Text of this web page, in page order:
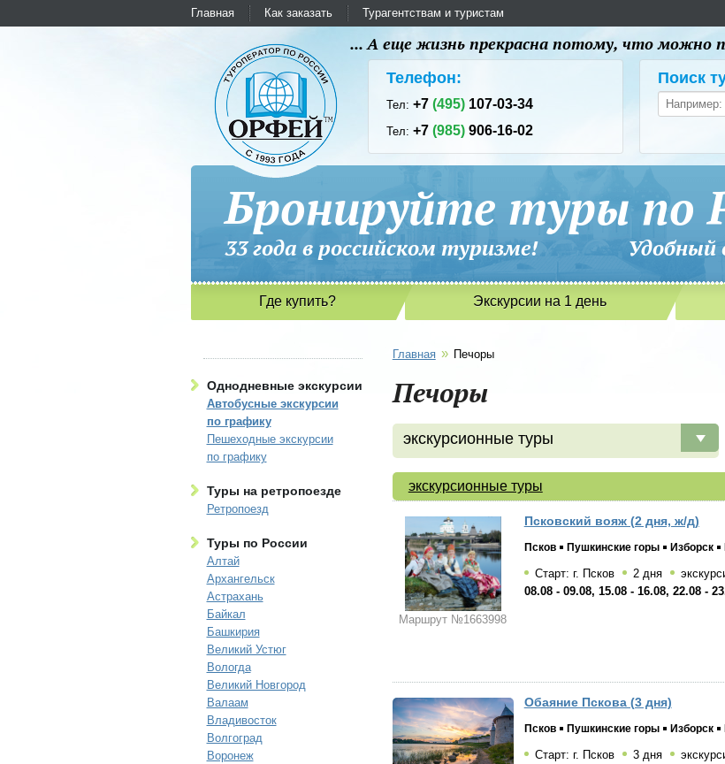
Главная Как заказать Турагентствам и туристам
... А еще жизнь прекрасна потому, что можно
Телефон:
Тел:+7(495) 107-03-34
Тел:+7(985) 906-16-02
Поиск
Бронируйте туры по
33 года в российском туризме! Удобный
Где купить? Экскурсии на 1 день
Однодневные экскурсии
Автобусные экскурсии
по графику
Пешеходные экскурсии
по графику
Туры на ретропоезде
Ретропоезд
Туры по России
Алтай
Архангельск
Астрахань
Байкал
Башкирия
Великий Устюг
Вологда
Великий Новгород
Валаам
Владивосток
Волгоград
Воронеж
Главная » Печоры
Печоры
экскурсионные туры
экскурсионные туры
Маршрут №1663998
Псковский вояж (2 дня, ж/д)
Псков Пушкинские горы Изборск
Старт: г. Псков 2 дня
08.08 - 09.08, 15.08 - 16.08, 22.08 -
Обаяние Пскова (3 дня)
Псков Пушкинские горы Изборск
Старт: г. Псков 3 дня